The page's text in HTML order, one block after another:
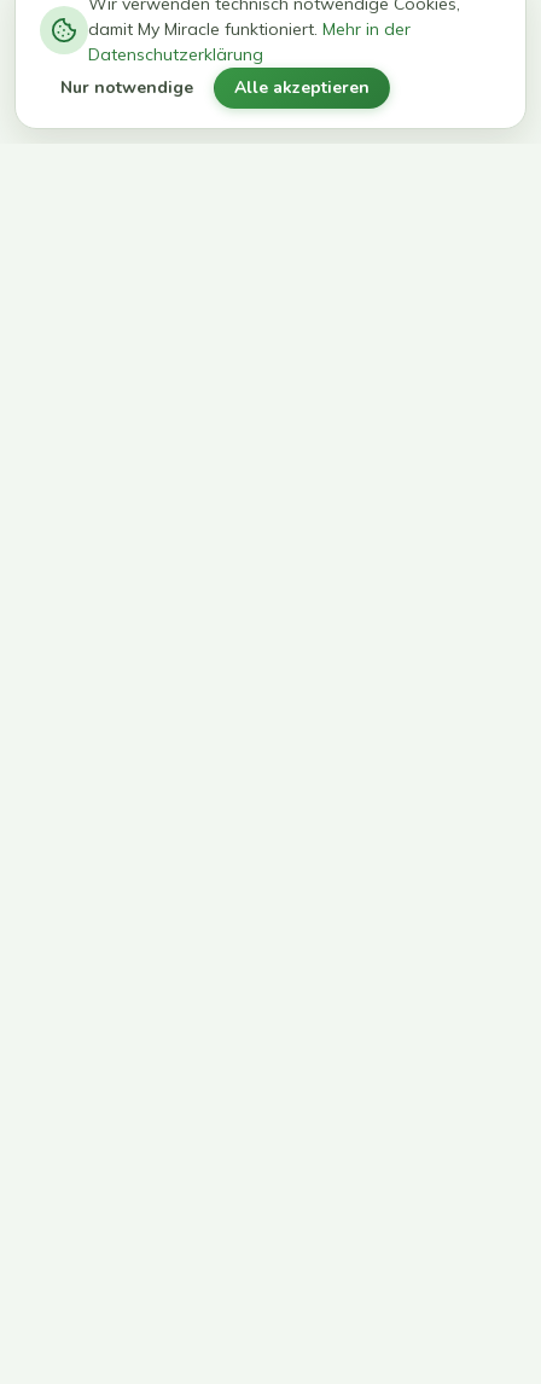
kg in 12
Wochen
erreichen
ihr Ziel
damit My Miracle funktioniert. Mehr in der
Datenschutzerklärung
Nur notwendige Alle akzeptieren